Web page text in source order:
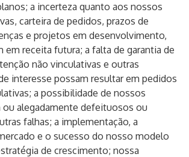
a incerteza quanto aos nossos
carteira de pedidos, prazos de
e projetos em desenvolvimento,
em receita futura; a falta de garantia de
não vinculativas e outras
interesse possam resultar em pedidos
a possibilidade de nossos
alegadamente defeituosos ou
falhas; a implementação, a
e o sucesso do nosso modelo
de crescimento; nossa